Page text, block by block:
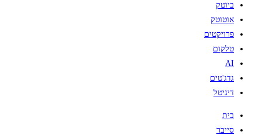
ביוטק
אוטוטק
פרויקטים
טלקום
AI
גדג'טים
דיגיטל
בית
סייבר